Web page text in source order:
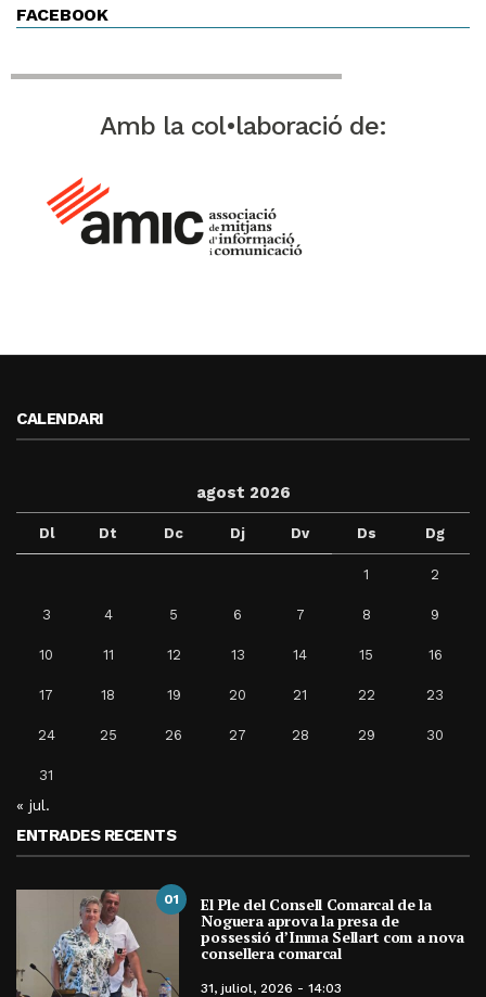
FACEBOOK
Amb la col•laboració de:
CALENDARI
agost 2026
Dl Dt Dc Dj Dv Ds Dg
1 2
3 4 5 6 7 8 9
10 11 12 13 14 15 16
17 18 19 20 21 22 23
24 25 26 27 28 29 30
31
« jul.
ENTRADES RECENTS
01 El Ple del Consell Comarcal de la
Noguera aprova la presa de
possessió d’Imma Sellart com a nova
consellera comarcal
31, juliol, 2026 - 14:03